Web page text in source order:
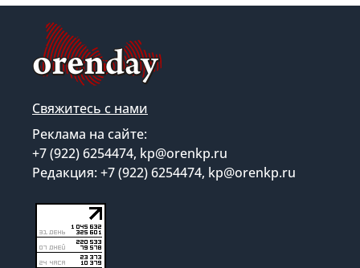
Свяжитесь с нами
Реклама на сайте:
+7 (922) 6254474, kp@orenkp.ru
Редакция: +7 (922) 6254474, kp@orenkp.ru